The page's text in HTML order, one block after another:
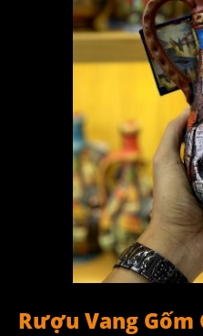
Rượu Vang Gốm